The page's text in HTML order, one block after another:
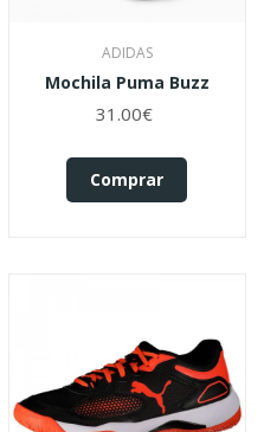
ADIDAS
Mochila Puma Buzz
31.00€
Comprar